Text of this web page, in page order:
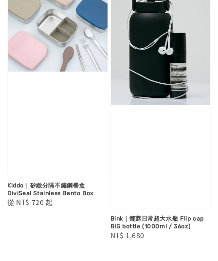
Kiddo｜矽緻分隔不鏽鋼餐盒
DiviSeal Stainless Bento Box
Regular
從 NT$ 720 起
Bink｜翻蓋日常超大水瓶 Flip cap
BIG bottle (1000ml / 36oz)
Regular
NT$ 1,680